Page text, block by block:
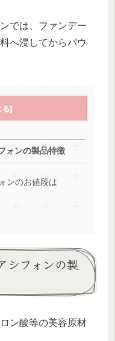
では、ファンデー
へ浸してからパウ
ォンの製品特徴
ンのお値段は
シフォンの製
ン酸等の美容原材